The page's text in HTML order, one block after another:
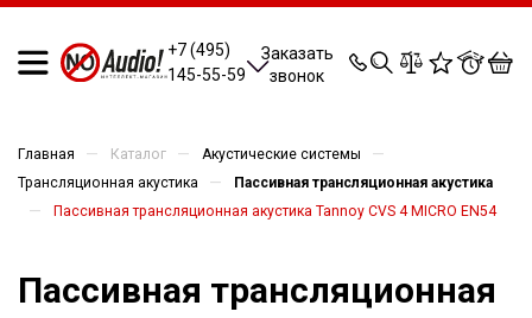
+7 (495)
145-55-59
Заказать
звонок
0 0 0 0
Главная — Каталог — Акустические системы —
Трансляционная акустика — Пассивная трансляционная акустика
— Пассивная трансляционная акустика Tannoy CVS 4 MICRO EN54
Пассивная трансляционная